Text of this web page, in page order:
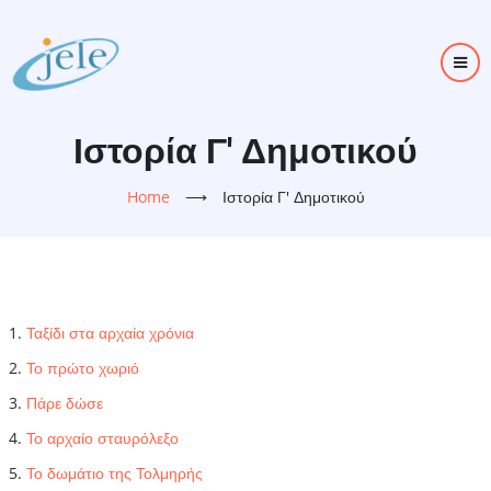
main
content
Ιστορία Γ' Δημοτικού
Home ⟶ Ιστορία Γ' Δημοτικού
Ταξίδι στα αρχαία χρόνια
Το πρώτο χωριό
Πάρε δώσε
Το αρχαίο σταυρόλεξο
Το δωμάτιο της Τολμηρής